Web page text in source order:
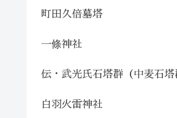
町田久倍墓塔
一條神社
伝・武光氏石塔群（中麦石塔
白羽火雷神社